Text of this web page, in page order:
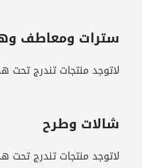
سترات ومعاطف
لاتوجد منتجات تندرج تحت
شالات وطرح
لاتوجد منتجات تندرج تحت